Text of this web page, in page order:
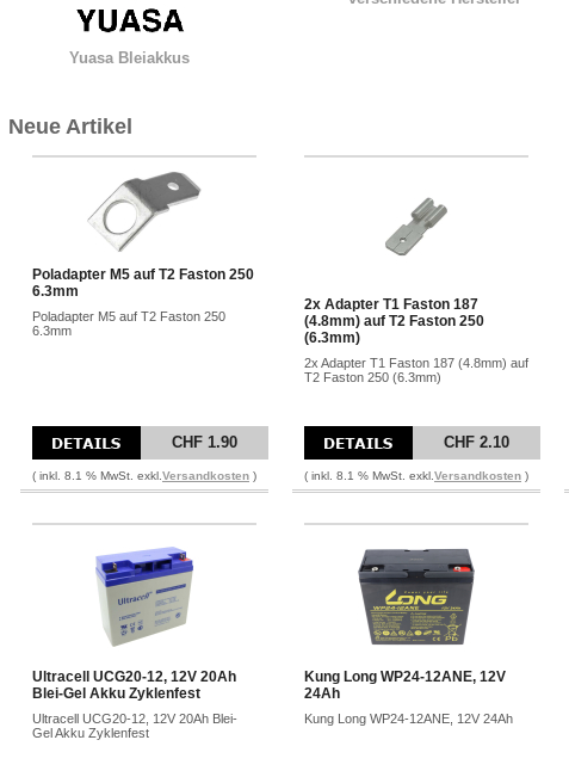
Yuasa Bleiakkus
Neue Artikel
Poladapter M5 auf T2 Faston 250
6.3mm
Poladapter M5 auf T2 Faston 250
6.3mm
CHF 1.90
( inkl. 8.1 % MwSt. exkl. Versandkosten )
2x Adapter T1 Faston 187
(4.8mm) auf T2 Faston 250
(6.3mm)
2x Adapter T1 Faston 187 (4.8mm) auf
T2 Faston 250 (6.3mm)
CHF 2.10
( inkl. 8.1 % MwSt. exkl. Versandkosten )
Ultracell UCG20-12, 12V 20Ah
Blei-Gel Akku Zyklenfest
Ultracell UCG20-12, 12V 20Ah Blei-
Gel Akku Zyklenfest
Kung Long WP24-12ANE, 12V
24Ah
Kung Long WP24-12ANE, 12V 24Ah